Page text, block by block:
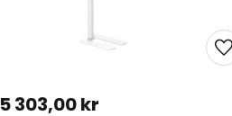
5 303,00 kr